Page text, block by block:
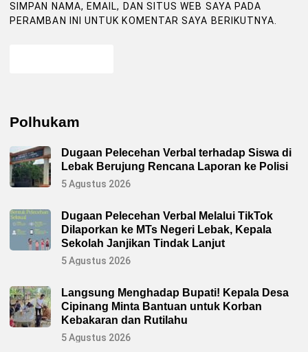
SIMPAN NAMA, EMAIL, DAN SITUS WEB SAYA PADA
PERAMBAN INI UNTUK KOMENTAR SAYA BERIKUTNYA.
Polhukam
Dugaan Pelecehan Verbal terhadap Siswa di
Lebak Berujung Rencana Laporan ke Polisi
5 Agustus 2026
Dugaan Pelecehan Verbal Melalui TikTok
Dilaporkan ke MTs Negeri Lebak, Kepala
Sekolah Janjikan Tindak Lanjut
5 Agustus 2026
Langsung Menghadap Bupati! Kepala Desa
Cipinang Minta Bantuan untuk Korban
Kebakaran dan Rutilahu
5 Agustus 2026